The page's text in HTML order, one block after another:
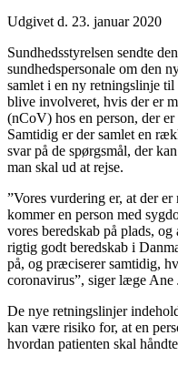
Udgivet d. 23. januar 2020
Sundhedsstyrelsen sendte
sundhedspersonale om den
samlet i en ny retningslinje til
blive involveret, hvis der er
(nCoV) hos en person, der
Samtidig er der samlet en
svar på de spørgsmål, der
man skal ud at rejse.
”Vores vurdering er, at der
kommer en person med
vores beredskab på plads,
rigtig godt beredskab i
på, og præciserer samtidig,
coronavirus”, siger læge Ane
De nye retningslinjer
kan være risiko for, at en
hvordan patienten skal